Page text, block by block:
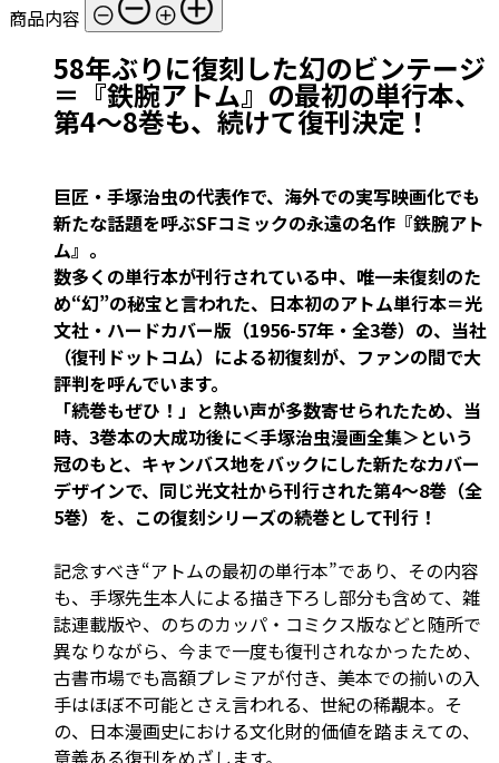
商品内容
58年ぶりに復刻した幻のビンテージ
＝『鉄腕アトム』の最初の単行本、
第4～8巻も、続けて復刊決定！
巨匠・手塚治虫の代表作で、海外での実写映画化でも
新たな話題を呼ぶSFコミックの永遠の名作『鉄腕アト
ム』。
数多くの単行本が刊行されている中、唯一未復刻のた
め“幻”の秘宝と言われた、日本初のアトム単行本＝光
文社・ハードカバー版（1956-57年・全3巻）の、当社
（復刊ドットコム）による初復刻が、ファンの間で大
評判を呼んでいます。
「続巻もぜひ！」と熱い声が多数寄せられたため、当
時、3巻本の大成功後に＜手塚治虫漫画全集＞という
冠のもと、キャンバス地をバックにした新たなカバー
デザインで、同じ光文社から刊行された第4～8巻（全
5巻）を、この復刻シリーズの続巻として刊行！
記念すべき“アトムの最初の単行本”であり、その内容
も、手塚先生本人による描き下ろし部分も含めて、雑
誌連載版や、のちのカッパ・コミクス版などと随所で
異なりながら、今まで一度も復刊されなかったため、
古書市場でも高額プレミアが付き、美本での揃いの入
手はほぼ不可能とさえ言われる、世紀の稀覯本。そ
の、日本漫画史における文化財的価値を踏まえての、